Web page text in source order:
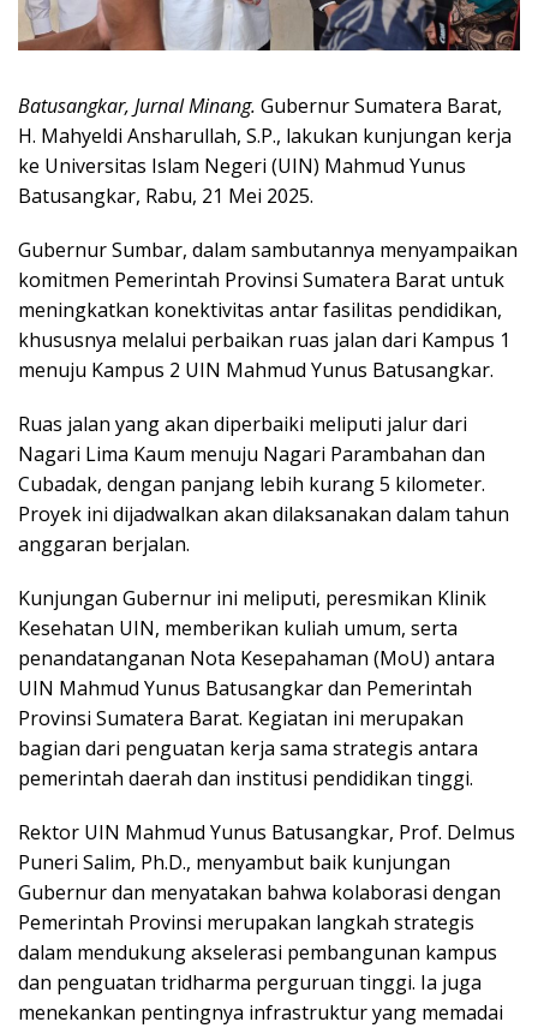
Batusangkar, Jurnal Minang. Gubernur Sumatera Barat,
H. Mahyeldi Ansharullah, S.P., lakukan kunjungan kerja
ke Universitas Islam Negeri (UIN) Mahmud Yunus
Batusangkar, Rabu, 21 Mei 2025.
Gubernur Sumbar, dalam sambutannya menyampaikan
komitmen Pemerintah Provinsi Sumatera Barat untuk
meningkatkan konektivitas antar fasilitas pendidikan,
khususnya melalui perbaikan ruas jalan dari Kampus 1
menuju Kampus 2 UIN Mahmud Yunus Batusangkar.
Ruas jalan yang akan diperbaiki meliputi jalur dari
Nagari Lima Kaum menuju Nagari Parambahan dan
Cubadak, dengan panjang lebih kurang 5 kilometer.
Proyek ini dijadwalkan akan dilaksanakan dalam tahun
anggaran berjalan.
Kunjungan Gubernur ini meliputi, peresmikan Klinik
Kesehatan UIN, memberikan kuliah umum, serta
penandatanganan Nota Kesepahaman (MoU) antara
UIN Mahmud Yunus Batusangkar dan Pemerintah
Provinsi Sumatera Barat. Kegiatan ini merupakan
bagian dari penguatan kerja sama strategis antara
pemerintah daerah dan institusi pendidikan tinggi.
Rektor UIN Mahmud Yunus Batusangkar, Prof. Delmus
Puneri Salim, Ph.D., menyambut baik kunjungan
Gubernur dan menyatakan bahwa kolaborasi dengan
Pemerintah Provinsi merupakan langkah strategis
dalam mendukung akselerasi pembangunan kampus
dan penguatan tridharma perguruan tinggi. Ia juga
menekankan pentingnya infrastruktur yang memadai